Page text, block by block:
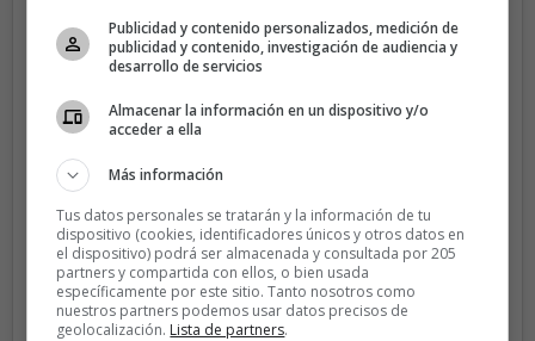
Accede al contenido exclusivo de Yorokobu.
Recibe newsletters con contenido exclusivo para
Sin compromiso de permanencia. Recibe en casa los
cuatro números que publicamos cada año.
Precio para la península y Baleares.
SUSCRIBIRME
Publicidad y contenido personalizados, medición de
publicidad y contenido, investigación de audiencia y
desarrollo de servicios
Almacenar la información en un dispositivo y/o
acceder a ella
Más información
Tus datos personales se tratarán y la información de tu
dispositivo (cookies, identificadores únicos y otros datos en
el dispositivo) podrá ser almacenada y consultada por 205
partners y compartida con ellos, o bien usada
específicamente por este sitio. Tanto nosotros como
nuestros partners podemos usar datos precisos de
geolocalización. Lista de partners.